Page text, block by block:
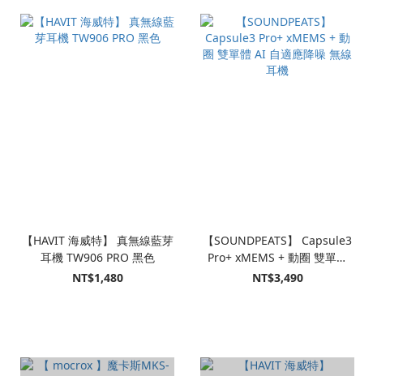
【HAVIT 海威特】 真無線藍芽
耳機 TW906 PRO 黑色
NT$1,480
【SOUNDPEATS】 Capsule3
Pro+ xMEMS + 動圈 雙單體
AI 自適應降噪 無線耳機
NT$3,490